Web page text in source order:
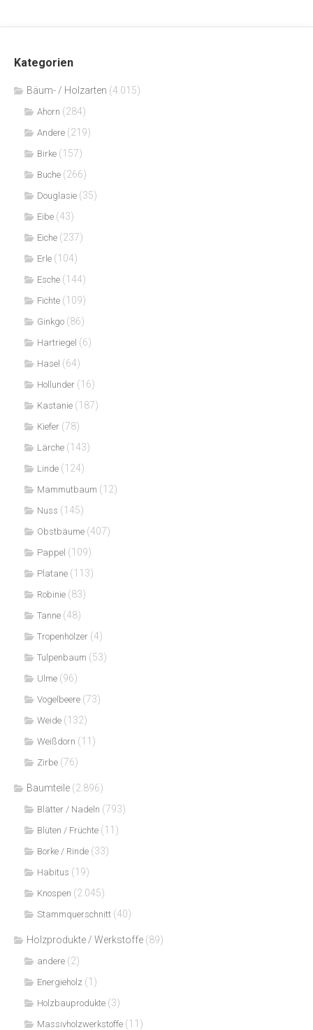
Kategorien
Bäum- / Holzarten (4.015)
Ahorn (284)
Andere (219)
Birke (157)
Buche (266)
Douglasie (35)
Eibe (43)
Eiche (237)
Erle (104)
Esche (144)
Fichte (109)
Ginkgo (86)
Hartriegel (6)
Hasel (64)
Hollunder (16)
Kastanie (187)
Kiefer (78)
Lärche (143)
Linde (124)
Mammutbaum (12)
Nuss (145)
Obstbäume (407)
Pappel (109)
Platane (113)
Robinie (83)
Tanne (48)
Tropenhölzer (4)
Tulpenbaum (53)
Ulme (96)
Vogelbeere (73)
Weide (132)
Weißdorn (11)
Zirbe (76)
Baumteile (2.896)
Blätter / Nadeln (793)
Blüten / Früchte (11)
Borke / Rinde (33)
Habitus (19)
Knospen (2.045)
Stammquerschnitt (40)
Holzprodukte / Werkstoffe (89)
andere (2)
Energieholz (1)
Holzbauprodukte (3)
Massivholzwerkstoffe (11)